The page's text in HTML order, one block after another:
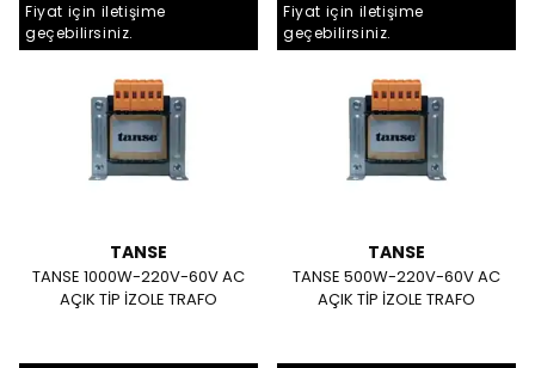
Fiyat için iletişime
geçebilirsiniz.
TANSE
TANSE 1000W-220V-60V AC
AÇIK TİP İZOLE TRAFO
Fiyat için iletişime
geçebilirsiniz.
TANSE
TANSE 500W-220V-60V AC
AÇIK TİP İZOLE TRAFO